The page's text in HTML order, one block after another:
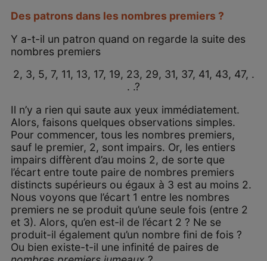
Des patrons dans les nombres premiers ?
Y a-t-il un patron quand on regarde la suite des
nombres premiers
2, 3, 5, 7, 11, 13, 17, 19, 23, 29, 31, 37, 41, 43, 47, .
. .?
Il n’y a rien qui saute aux yeux immédiatement.
Alors, faisons quelques observations simples.
Pour commencer, tous les nombres premiers,
sauf le premier, 2, sont impairs. Or, les entiers
impairs diffèrent d’au moins 2, de sorte que
l’écart entre toute paire de nombres premiers
distincts supérieurs ou égaux à 3 est au moins 2.
Nous voyons que l’écart 1 entre les nombres
premiers ne se produit qu’une seule fois (entre 2
et 3). Alors, qu’en est-il de l’écart 2 ? Ne se
produit-il également qu’un nombre fini de fois ?
Ou bien existe-t-il une infinité de paires de